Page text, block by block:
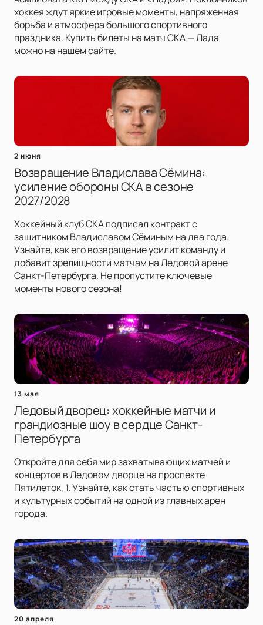
хоккея ждут яркие игровые моменты, напряженная
борьба и атмосфера большого спортивного
праздника. Купить билеты на матч СКА — Лада
можно на нашем сайте.
2 июня
Возвращение Владислава Сёмина:
усиление обороны СКА в сезоне
2027/2028
Хоккейный клуб СКА подписал контракт с
защитником Владиславом Сёминым на два года.
Узнайте, как его возвращение усилит команду и
добавит зрелищности матчам на Ледовой арене
Санкт-Петербурга. Не пропустите ключевые
моменты нового сезона!
13 мая
Ледовый дворец: хоккейные матчи и
грандиозные шоу в сердце Санкт-
Петербурга
Откройте для себя мир захватывающих матчей и
концертов в Ледовом дворце на проспекте
Пятилеток, 1. Узнайте, как стать частью спортивных
и культурных событий на одной из главных арен
города.
20 апреля